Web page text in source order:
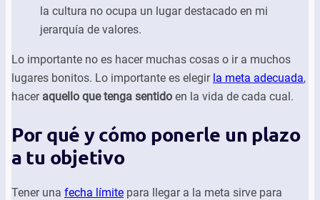
la cultura no ocupa un lugar destacado en mi
jerarquía de valores.
Lo importante no es hacer muchas cosas o ir a muchos
lugares bonitos. Lo importante es elegir la meta adecuada,
hacer aquello que tenga sentido en la vida de cada cual.
Por qué y cómo ponerle un plazo
a tu objetivo
Tener una fecha límite para llegar a la meta sirve para